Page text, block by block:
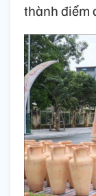
thành điểm